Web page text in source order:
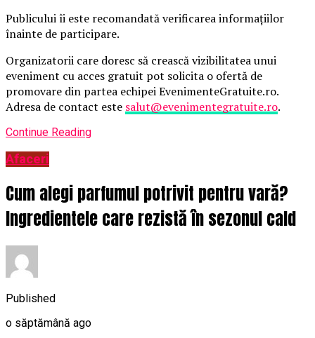
Publicului îi este recomandată verificarea informațiilor
înainte de participare.
Organizatorii care doresc să crească vizibilitatea unui
eveniment cu acces gratuit pot solicita o ofertă de
promovare din partea echipei EvenimenteGratuite.ro.
Adresa de contact este salut@evenimentegratuite.ro.
Continue Reading
Afaceri
Cum alegi parfumul potrivit pentru vară?
Ingredientele care rezistă în sezonul cald
Published
o săptămână ago